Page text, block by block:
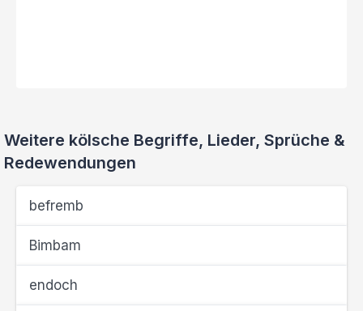
Weitere kölsche Begriffe, Lieder, Sprüche &
Redewendungen
befremb
Bimbam
endoch